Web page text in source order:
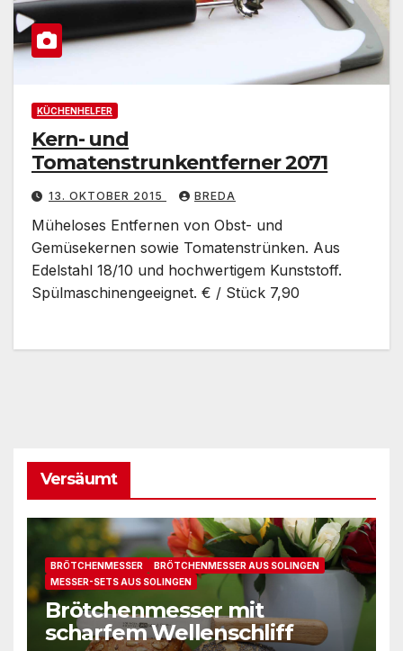
KÜCHENHELFER
Kern- und
Tomatenstrunkentferner 2071
13. OKTOBER 2015 BREDA
Müheloses Entfernen von Obst- und
Gemüsekernen sowie Tomatenstrünken. Aus
Edelstahl 18/10 und hochwertigem Kunststoff.
Spülmaschinengeeignet. € / Stück 7,90
Versäumt
BRÖTCHENMESSER
BRÖTCHENMESSER AUS SOLINGEN
MESSER-SETS AUS SOLINGEN
Brötchenmesser mit
scharfem Wellenschliff